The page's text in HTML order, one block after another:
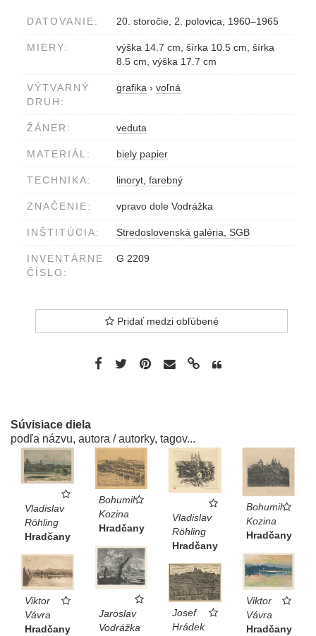
DATOVANIE: 20. storočie, 2. polovica, 1960–1965
MIERY:
výška 14.7 cm, šírka 10.5 cm, šírka
8.5 cm, výška 17.7 cm
VÝTVARNÝ
DRUH:
grafika › voľná
ŽÁNER: veduta
MATERIÁL: biely papier
TECHNIKA: linoryt, farebný
ZNAČENIE: vpravo dole Vodrážka
INŠTITÚCIA: Stredoslovenská galéria, SGB
INVENTÁRNE
ČÍSLO:
G 2209
Pridať medzi obľúbené
Súvisiace diela
podľa názvu, autora / autorky, tagov...
Vladislav
Röhling
Hradčany
Bohumil
Kozina
Hradčany
Vladislav
Röhling
Hradčany
Bohumil
Kozina
Hradčany
Jaroslav
Vodrážka
Viktor
Vávra
Hradčany
Viktor
Vávra
Hradčany
Josef
Hrádek